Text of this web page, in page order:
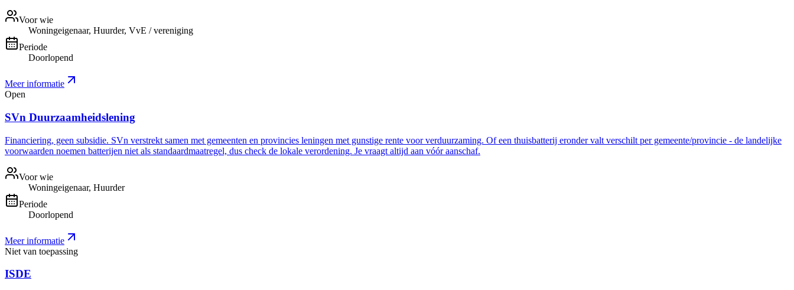
Voor wie
Woningeigenaar, Huurder, VvE / vereniging
Periode
Doorlopend
Meer informatie
Open
SVn Duurzaamheidslening
Financiering, geen subsidie. SVn verstrekt samen met gemeenten en provincies leningen met gunstige rente voor verduurzaming. Of een thuisbatterij eronder valt verschilt per gemeente/provincie - de landelijke
voorwaarden noemen batterijen niet als standaardmaatregel, dus check de lokale verordening. Je vraagt altijd aan vóór aanschaf.
Voor wie
Woningeigenaar, Huurder
Periode
Doorlopend
Meer informatie
Niet van toepassing
ISDE